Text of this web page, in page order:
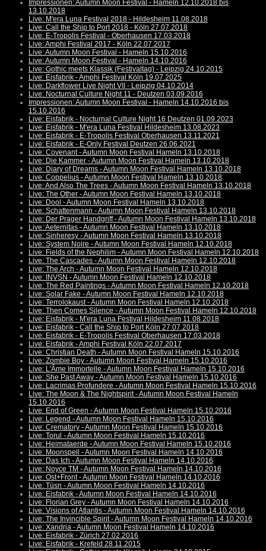
Impressionen: Autumn Moon Festival - Hameln 12.10.2018 bis
13.10.2018
Live: M'era Luna Festival 2018 - Hildesheim 11.08.2018
Live: Call the Ship to Port 2018 - Köln 27.07.2018
Live: E-Tropolis Festival - Oberhausen 17.03.2018
Live: Amphi Festival 2017 - Köln 22.07.2017
Live: Autumn Moon Festival - Hameln 15.10.2016
Live: Autumn Moon Festival - Hameln 14.10.2016
Live: Gothic meets Klassik (Festivaltag) - Leipzig 24.10.2015
Live: Eisfabrik - Amphi Festival Köln 19.07.2025
Live: Darkflower Live Night VII - Leipzig 04.10.2014
Live: Nocturnal Culture Night 11 - Deutzen 03.09.2016
Impressionen: Autumn Moon Festival - Hameln 14.10.2016 bis
15.10.2016
Live: Eisfabrik - Nocturnal Culture Night 16 Deutzen 01.09.2023
Live: Eisfabrik - M'era Luna Festival Hildesheim 13.08.2023
Live: Eisfabrik - E-Tropolis Festival Oberhausen 13.11.2021
Live: Eisfabrik - E-Only Festival Deutzen 26.06.2021
Live: Covenant - Autumn Moon Festival Hameln 13.10.2018
Live: Die Kammer - Autumn Moon Festival Hameln 13.10.2018
Live: Diary of Dreams - Autumn Moon Festival Hameln 13.10.2018
Live: Coppelius - Autumn Moon Festival Hameln 13.10.2018
Live: And Also The Trees - Autumn Moon Festival Hameln 13.10.2018
Live: The Other - Autumn Moon Festival Hameln 13.10.2018
Live: Dool - Autumn Moon Festival Hameln 13.10.2018
Live: Schattenmann - Autumn Moon Festival Hameln 13.10.2018
Live: Der Prager Handgriff - Autumn Moon Festival Hameln 13.10.2018
Live: Aeternitas - Autumn Moon Festival Hameln 13.10.2018
Live: Sinheresy - Autumn Moon Festival Hameln 13.10.2018
Live: System Noire - Autumn Moon Festival Hameln 12.10.2018
Live: Fields of the Nephilim - Autumn Moon Festival Hameln 12.10.2018
Live: The Cascades - Autumn Moon Festival Hameln 12.10.2018
Live: The Arch - Autumn Moon Festival Hameln 12.10.2018
Live: INVSN - Autumn Moon Festival Hameln 12.10.2018
Live: The Red Paintings - Autumn Moon Festival Hameln 12.10.2018
Live: Solar Fake - Autumn Moon Festival Hameln 12.10.2018
Live: Terrolokaust - Autumn Moon Festival Hameln 12.10.2018
Live: Then Comes Silence - Autumn Moon Festival Hameln 12.10.2018
Live: Eisfabrik - M'era Luna Festival Hildesheim 11.08.2018
Live: Eisfabrik - Call the Ship to Port Köln 27.07.2018
Live: Eisfabrik - E-Tropolis Festival Oberhausen 17.03.2018
Live: Eisfabrik - Amphi Festival Köln 22.07.2017
Live: Christian Death - Autumn Moon Festival Hameln 15.10.2016
Live: Zombie Boy - Autumn Moon Festival Hameln 15.10.2016
Live: L'Âme Immortelle - Autumn Moon Festival Hameln 15.10.2016
Live: She Past Away - Autumn Moon Festival Hameln 15.10.2016
Live: Lacrimas Profundere - Autumn Moon Festival Hameln 15.10.2016
Live: The Moon & The Nightspirit - Autumn Moon Festival Hameln
15.10.2016
Live: End of Green - Autumn Moon Festival Hameln 15.10.2016
Live: Legend - Autumn Moon Festival Hameln 15.10.2016
Live: Crematory - Autumn Moon Festival Hameln 15.10.2016
Live: Torul - Autumn Moon Festival Hameln 15.10.2016
Live: Heimataerde - Autumn Moon Festival Hameln 15.10.2016
Live: Moonspell - Autumn Moon Festival Hameln 14.10.2016
Live: Das Ich - Autumn Moon Festival Hameln 14.10.2016
Live: Noyce TM - Autumn Moon Festival Hameln 14.10.2016
Live: Ost+Front - Autumn Moon Festival Hameln 14.10.2016
Live: Tüsn - Autumn Moon Festival Hameln 14.10.2016
Live: Eisfabrik - Autumn Moon Festival Hameln 14.10.2016
Live: Florian Grey - Autumn Moon Festival Hameln 14.10.2016
Live: Visions of Atlantis - Autumn Moon Festival Hameln 14.10.2016
Live: The Invincible Spirit - Autumn Moon Festival Hameln 14.10.2016
Live: Xandria - Autumn Moon Festival Hameln 14.10.2016
Live: Eisfabrik - Zürich 27.02.2016
Live: Eisfabrik - Krefeld 28.11.2015